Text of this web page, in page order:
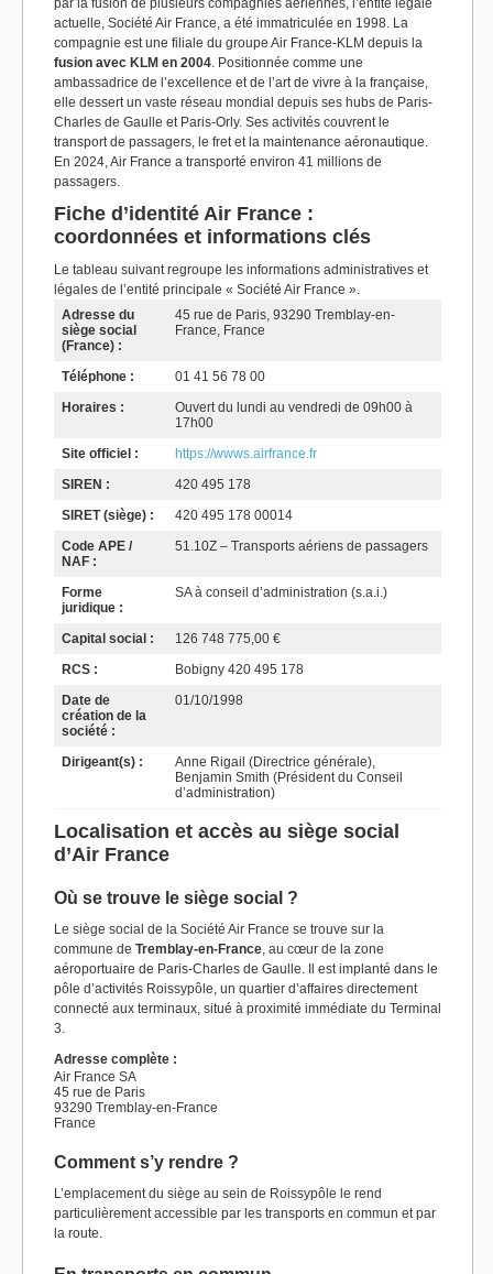
par la fusion de plusieurs compagnies aériennes, l’entité légale
actuelle, Société Air France, a été immatriculée en 1998. La
compagnie est une filiale du groupe Air France-KLM depuis la
fusion avec KLM en 2004. Positionnée comme une
ambassadrice de l’excellence et de l’art de vivre à la française,
elle dessert un vaste réseau mondial depuis ses hubs de Paris-
Charles de Gaulle et Paris-Orly. Ses activités couvrent le
transport de passagers, le fret et la maintenance aéronautique.
En 2024, Air France a transporté environ 41 millions de
passagers.
Fiche d’identité Air France :
coordonnées et informations clés
Le tableau suivant regroupe les informations administratives et
légales de l’entité principale « Société Air France ».
Adresse du
siège social
(France) :
45 rue de Paris, 93290 Tremblay-en-
France, France
Téléphone :
01 41 56 78 00
Horaires :
Ouvert du lundi au vendredi de 09h00 à
17h00
Site officiel :
https://wwws.airfrance.fr
SIREN :
420 495 178
SIRET (siège) :
420 495 178 00014
Code APE /
NAF :
51.10Z – Transports aériens de passagers
Forme
juridique :
SA à conseil d’administration (s.a.i.)
Capital social :
126 748 775,00 €
RCS :
Bobigny 420 495 178
Date de
création de la
société :
01/10/1998
Dirigeant(s) :
Anne Rigail (Directrice générale),
Benjamin Smith (Président du Conseil
d’administration)
Localisation et accès au siège social
d’Air France
Où se trouve le siège social ?
Le siège social de la Société Air France se trouve sur la
commune de Tremblay-en-France, au cœur de la zone
aéroportuaire de Paris-Charles de Gaulle. Il est implanté dans le
pôle d’activités Roissypôle, un quartier d’affaires directement
connecté aux terminaux, situé à proximité immédiate du Terminal
3.
Adresse complète :
Air France SA
45 rue de Paris
93290 Tremblay-en-France
France
Comment s’y rendre ?
L’emplacement du siège au sein de Roissypôle le rend
particulièrement accessible par les transports en commun et par
la route.